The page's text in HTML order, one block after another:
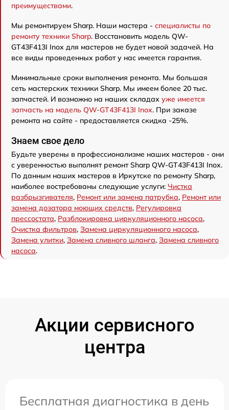
преимуществами.
Мы ремонтируем Sharp. Наши мастера - специалисты по
ремонту техники Sharp. Восстановить модель QW-
GT43F413I Inox для мастеров не будет новой задачей. На
все виды проведенных работ у нас имеется гарантия.
Минимальные сроки выполнения ремонта. Мы большая
сеть мастерских техники Sharp. Мы имеем более 20 тыс.
запчастей. И возможно на наших складах уже имеется
запчасть на модель QW-GT43F413I Inox. При заказе
ремонта на сайте - предоставляется скидка -25%.
Знаем свое дело
Будьте уверены в профессионализме наших мастеров - они
с уверенностью выполнят ремонт Sharp QW-GT43F413I Inox.
По данным наших мастеров в Иркутске по ремонту Sharp,
наиболее востребованы следующие услуги: Чистка
разбрызгивателя, Ремонт или замена патрубка, Ремонт или
замена дозатора моющих средств, Регулировка
прессостата, Разблокировка циркуляционного насоса,
Очистка фильтров, Замена циркуляционного насоса,
Замена улитки, Замена сливного шланга, Замена сливного
насоса.
Акции сервисного
центра
Бесплатная диагностика в день